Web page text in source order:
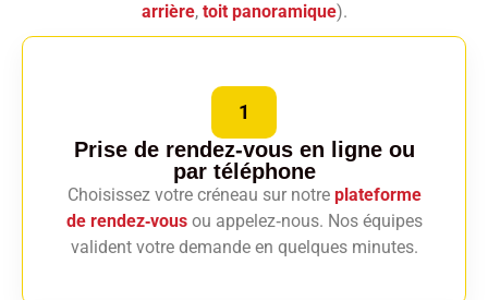
arrière, toit panoramique).
1
Prise de rendez-vous en ligne ou
par téléphone
Choisissez votre créneau sur notre plateforme
de rendez‑vousou appelez‑nous. Nos équipes
valident votre demande en quelques minutes.